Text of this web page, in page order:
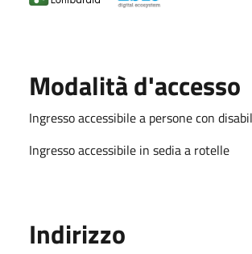
Modalità d'accesso
Ingresso accessibile a persone con
Ingresso accessibile in sedia a rotelle
Indirizzo